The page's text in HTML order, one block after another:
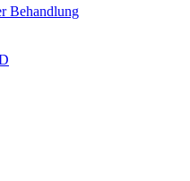
Behandlung